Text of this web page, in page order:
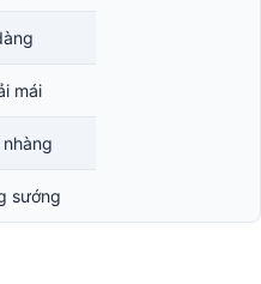
mái
nhàng
sướng